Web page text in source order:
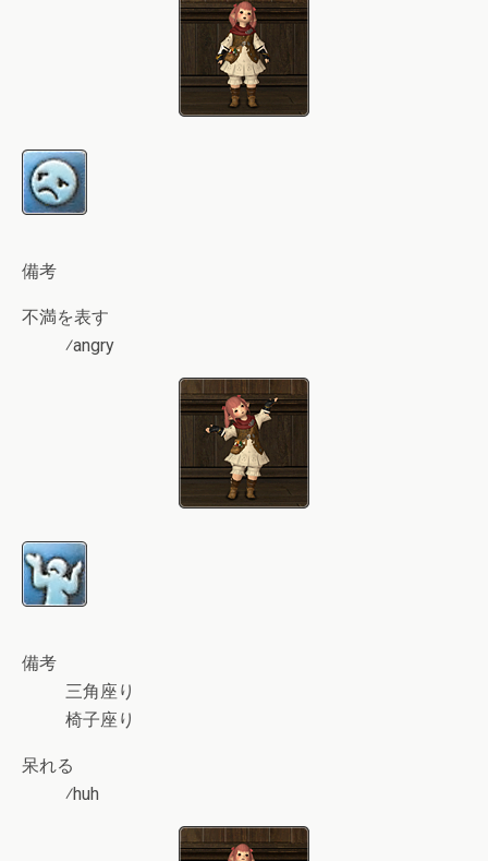
備考
不満を表す
⁄angry
備考
三角座り
椅子座り
呆れる
⁄huh